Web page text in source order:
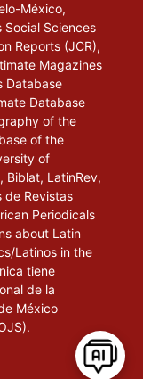
México,
Social Sciences
Reports (JCR),
Magazines
Database
Database
of the
of the
of
Biblat, LatinRev,
de Revistas
Periodicals
about Latin
Latinos in the
tiene
de la
México